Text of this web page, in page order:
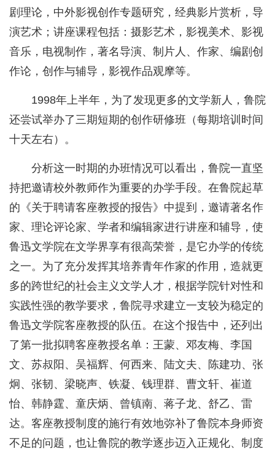
剧理论，中外影视创作专题研究，经典影片赏析，导
演艺术；讲座课程包括：摄影艺术，影视美术、影视
音乐，电视制作，著名导演、制片人、作家、编剧创
作论，创作与辅导，影视作品观摩等。
1998年上半年，为了发现更多的文学新人，鲁院
还尝试举办了三期短期的创作研修班（每期培训时间
十天左右）。
分析这一时期的办班情况可以看出，鲁院一直坚
持把邀请校外教师作为重要的办学手段。在鲁院起草
的《关于聘请客座教授的报告》中提到，邀请著名作
家、理论评论家、学者和编辑家进行讲座和辅导，使
鲁迅文学院在文学界享有很高荣誉，是它办学的传统
之一。为了充分发挥其培养青年作家的作用，造就更
多的跨世纪的社会主义文学人才，根据学院针对性和
实践性强的教学要求，鲁院寻求建立一支较为稳定的
鲁迅文学院客座教授的队伍。在这个报告中，还列出
了第一批拟聘客座教授名单：王蒙、邓友梅、李国
文、苏叔阳、吴福辉、何西来、陆文夫、陈建功、张
炯、张韧、梁晓声、铁凝、钱理群、曹文轩、崔道
怡、韩静霆、童庆炳、曾镇南、蒋子龙、舒乙、雷
达。客座教授制度的施行有效地弥补了鲁院本身师资
不足的问题，也让鲁院的教学逐步迈入正规化、制度